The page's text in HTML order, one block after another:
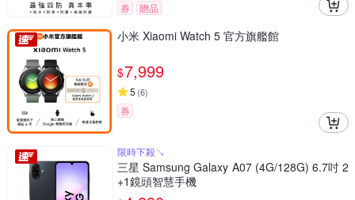
券 贈品
小米 Xiaomi Watch 5 官方旗艦館
$7,999
5 (6)
券
限時下殺↘
三星 Samsung Galaxy A07 (4G/128G) 6.7吋 2
+1鏡頭智慧手機